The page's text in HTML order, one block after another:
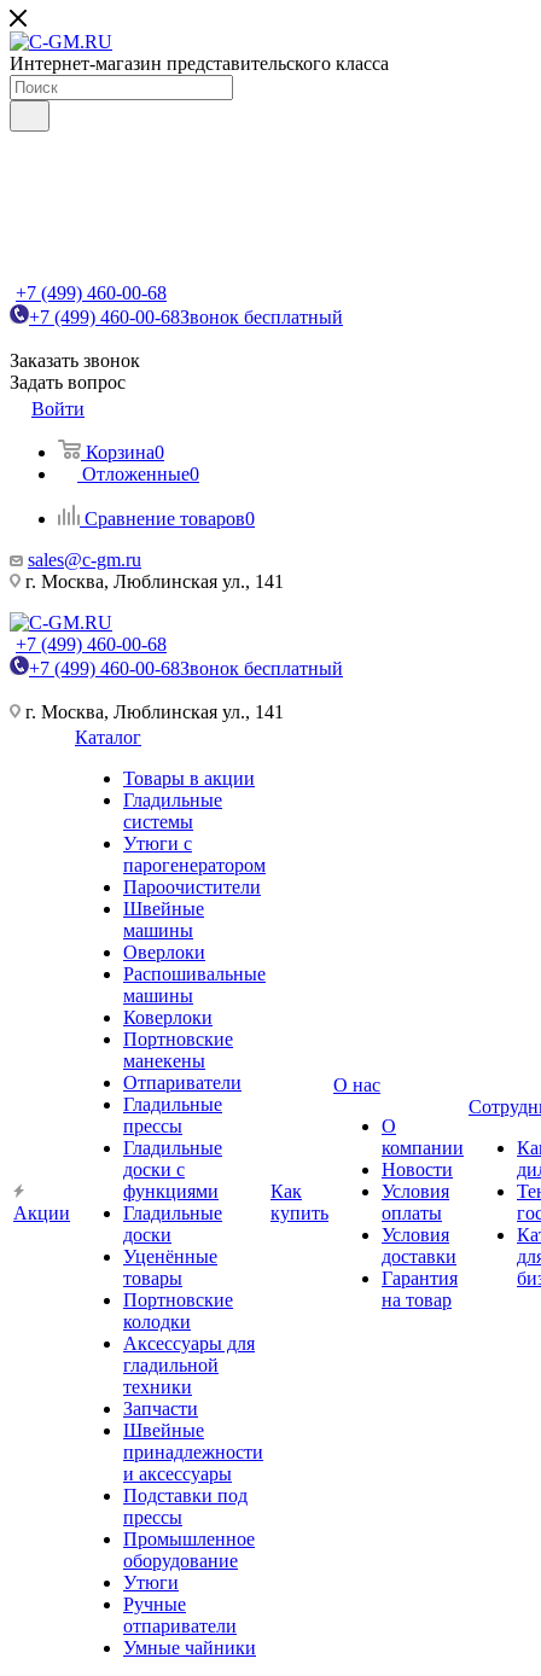
Интернет-магазин представительского класса
+7 (499) 460-00-68
+7 (499) 460-00-68Звонок бесплатный
Заказать звонок
Задать вопрос
Войти
Корзина0
Отложенные0
Сравнение товаров0
sales@c-gm.ru
г. Москва, Люблинская ул., 141
+7 (499) 460-00-68
+7 (499) 460-00-68Звонок бесплатный
г. Москва, Люблинская ул., 141
Акции
Каталог
Товары в акции
Гладильные
системы
Утюги с
парогенератором
Пароочистители
Швейные
машины
Оверлоки
Распошивальные
машины
Коверлоки
Портновские
манекены
Отпариватели
Гладильные
прессы
Гладильные
доски с
функциями
Гладильные
доски
Уценённые
товары
Портновские
колодки
Аксессуары для
гладильной
техники
Запчасти
Швейные
принадлежности
и аксессуары
Подставки под
прессы
Промышленное
оборудование
Утюги
Ручные
отпариватели
Умные чайники
Как
купить
О нас
О
компании
Новости
Условия
оплаты
Условия
доставки
Гарантия
на товар